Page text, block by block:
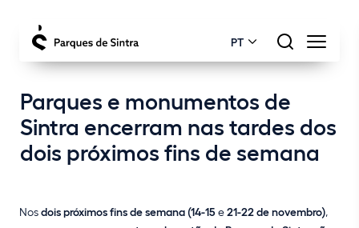
PT
Parques e monumentos de
Sintra encerram nas tardes dos
dois próximos fins de semana
Nosdois próximos fins de semana (14-15e21-22 de novembro),